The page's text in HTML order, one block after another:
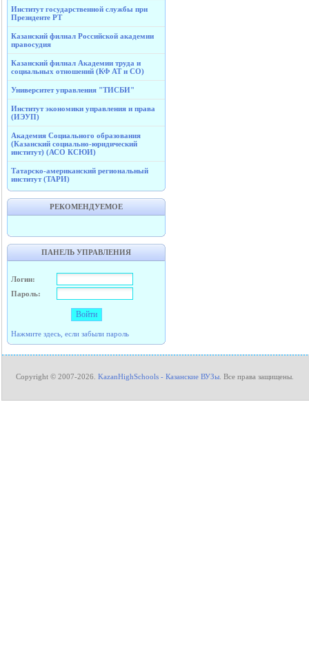
Институт государственной службы при
Президенте РТ
Казанский филиал Российской академии
правосудия
Казанский филиал Академии труда и
социальных отношений (КФ АТ и СО)
Университет управления "ТИСБИ"
Институт экономики управления и права
(ИЭУП)
Академия Социального образования
(Казанский социально-юридический
институт) (АСО КСЮИ)
Татарско-американский региональный
институт (ТАРИ)
РЕКОМЕНДУЕМОЕ
ПАНЕЛЬ УПРАВЛЕНИЯ
Логин:
Пароль:
Нажмите здесь, если забыли пароль
Copyright © 2007-2026. KazanHighSchools - Казанские ВУЗы . Все права защищены.